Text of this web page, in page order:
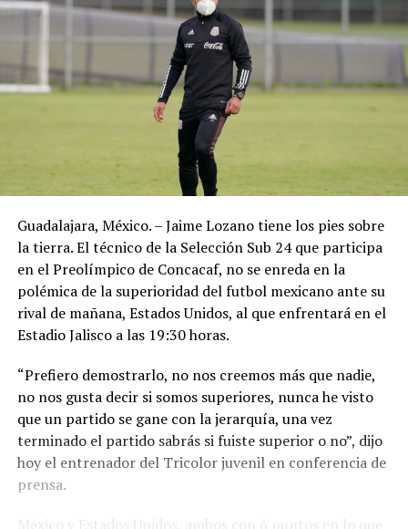
Guadalajara, México. – Jaime Lozano tiene los pies sobre
la tierra. El técnico de la Selección Sub 24 que participa
en el Preolímpico de Concacaf, no se enreda en la
polémica de la superioridad del futbol mexicano ante su
rival de mañana, Estados Unidos, al que enfrentará en el
Estadio Jalisco a las 19:30 horas.
“Prefiero demostrarlo, no nos creemos más que nadie,
no nos gusta decir si somos superiores, nunca he visto
que un partido se gane con la jerarquía, una vez
terminado el partido sabrás si fuiste superior o no”, dijo
hoy el entrenador del Tricolor juvenil en conferencia de
prensa.